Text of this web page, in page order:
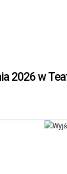
2026 w